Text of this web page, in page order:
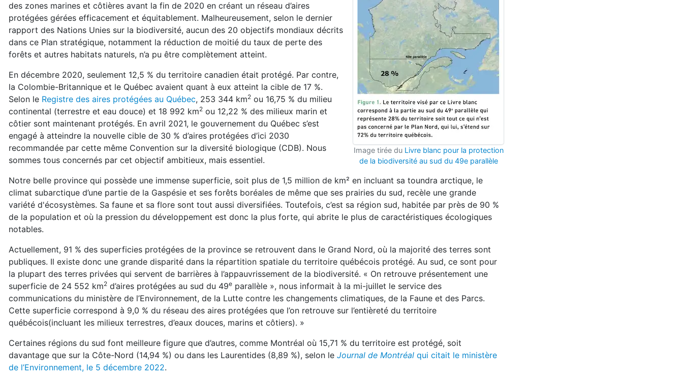
Image tirée du Livre blanc pour la protection
de la biodiversité au sud du 49e parallèle
des zones marines et côtières avant la fin de 2020 en créant un réseau d’aires
protégées gérées efficacement et équitablement. Malheureusement, selon le dernier
rapport des Nations Unies sur la biodiversité, aucun des 20 objectifs mondiaux décrits
dans ce Plan stratégique, notamment la réduction de moitié du taux de perte des
forêts et autres habitats naturels, n’a pu être complètement atteint.
En décembre 2020, seulement 12,5 % du territoire canadien était protégé. Par contre,
la Colombie-Britannique et le Québec avaient quant à eux atteint la cible de 17 %.
Selon le Registre des aires protégées au Québec, 253 344 km2 ou 16,75 % du milieu
continental (terrestre et eau douce) et 18 992 km2 ou 12,22 % des milieux marin et
côtier sont maintenant protégés. En avril 2021, le gouvernement du Québec s’est
engagé à atteindre la nouvelle cible de 30 % d’aires protégées d’ici 2030
recommandée par cette même Convention sur la diversité biologique (CDB). Nous
sommes tous concernés par cet objectif ambitieux, mais essentiel.
Notre belle province qui possède une immense superficie, soit plus de 1,5 million de km² en incluant sa toundra arctique, le
climat subarctique d’une partie de la Gaspésie et ses forêts boréales de même que ses prairies du sud, recèle une grande
variété d'écosystèmes. Sa faune et sa flore sont tout aussi diversifiées. Toutefois, c’est sa région sud, habitée par près de 90 %
de la population et où la pression du développement est donc la plus forte, qui abrite le plus de caractéristiques écologiques
notables.
Actuellement, 91 % des superficies protégées de la province se retrouvent dans le Grand Nord, où la majorité des terres sont
publiques. Il existe donc une grande disparité dans la répartition spatiale du territoire québécois protégé. Au sud, ce sont pour
la plupart des terres privées qui servent de barrières à l’appauvrissement de la biodiversité. « On retrouve présentement une
superficie de 24 552 km2 d’aires protégées au sud du 49e parallèle », nous informait à la mi-juillet le service des
communications du ministère de l’Environnement, de la Lutte contre les changements climatiques, de la Faune et des Parcs.
Cette superficie correspond à 9,0 % du réseau des aires protégées que l’on retrouve sur l’entièreté du territoire
québécois(incluant les milieux terrestres, d’eaux douces, marins et côtiers). »
Certaines régions du sud font meilleure figure que d’autres, comme Montréal où 15,71 % du territoire est protégé, soit
davantage que sur la Côte-Nord (14,94 %) ou dans les Laurentides (8,89 %), selon le Journal de Montréal qui citait le ministère
de l’Environnement, le 5 décembre 2022.